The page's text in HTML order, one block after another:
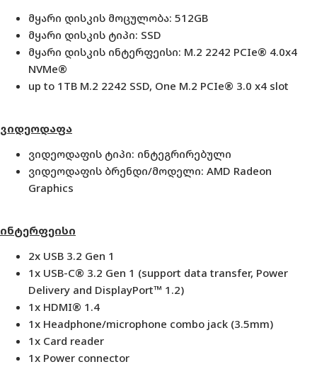
მყარი დისკის მოცულობა: 512GB
მყარი დისკის ტიპი: SSD
მყარი დისკის ინტერფეისი: M.2 2242 PCIe® 4.0x4
NVMe®
up to 1TB M.2 2242 SSD, One M.2 PCIe® 3.0 x4 slot
ვიდეოდაფა
ვიდეოდაფის ტიპი: ინტეგრირებული
ვიდეოდაფის ბრენდი/მოდელი: AMD Radeon
Graphics
ინტერფეისი
2x USB 3.2 Gen 1
1x USB-C® 3.2 Gen 1 (support data transfer, Power
Delivery and DisplayPort™ 1.2)
1x HDMI® 1.4
1x Headphone/microphone combo jack (3.5mm)
1x Card reader
1x Power connector